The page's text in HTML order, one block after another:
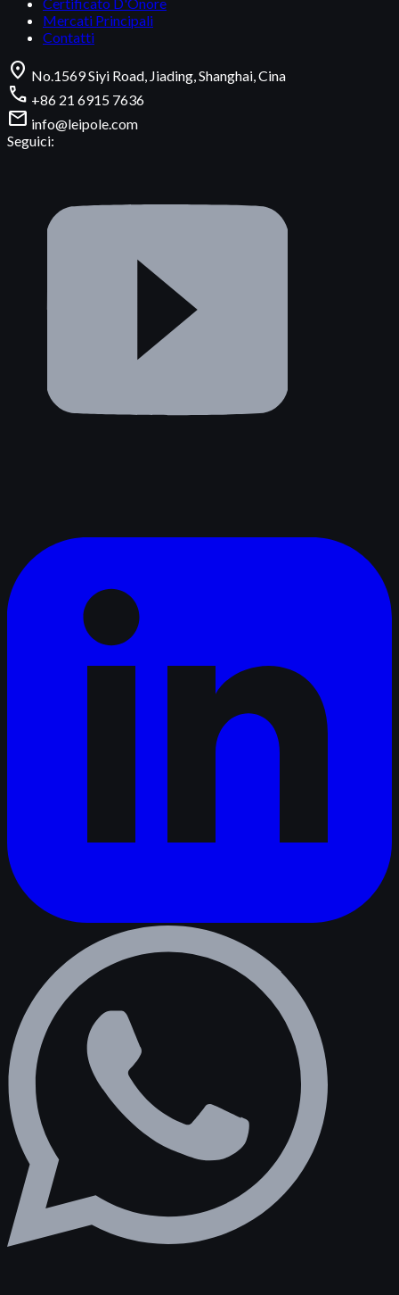
Certificato D'Onore
Mercati Principali
Contatti
location_on No.1569 Siyi Road, Jiading, Shanghai, Cina
call +86 21 6915 7636
mail info@leipole.com
Seguici: